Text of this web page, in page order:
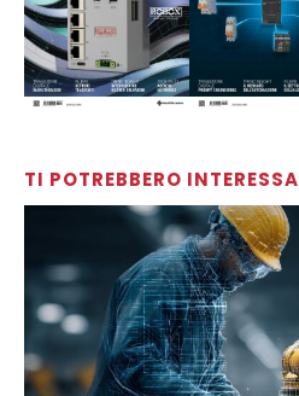
TI POTREBBERO